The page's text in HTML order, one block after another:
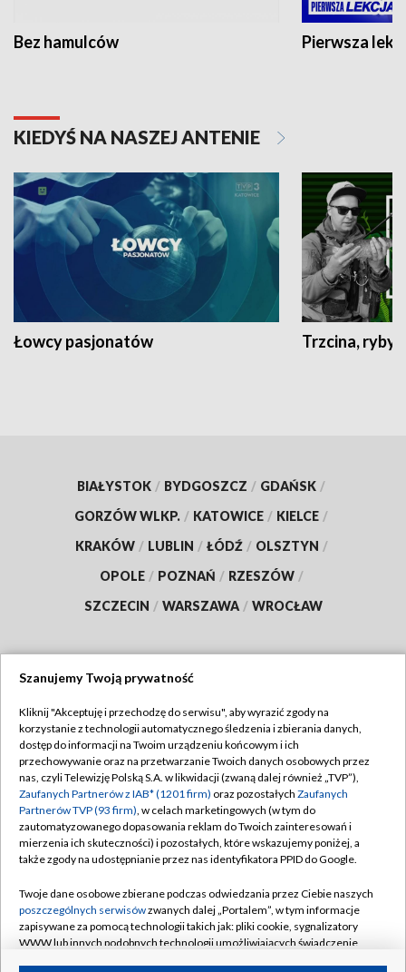
Bez hamulców Pierwsza
KIEDYŚ NA NASZEJ ANTENIE
Łowcy pasjonatów Trzcina, ryby
BIAŁYSTOK / BYDGOSZCZ / GDAŃSK /
GORZÓW WLKP. / KATOWICE / KIELCE /
KRAKÓW / LUBLIN / ŁÓDŹ / OLSZTYN /
OPOLE / POZNAŃ / RZESZÓW /
SZCZECIN / WARSZAWA / WROCŁAW
TVP
Abonament TVP
Emisja w TVP
Centrum informacji TVP
Naziemna Telewizja Cyfrowa
Rada Programowa
System NOS
Informacje o nadawcy
Regulamin TVP
Polityka prywatności
Moje zgody
Pomoc
Kontakt
Szanujemy Twoją prywatność
Kliknij "Akceptuję i przechodzę do serwisu", aby wyrazić zgody na
korzystanie z technologii automatycznego śledzenia i zbierania danych,
dostęp do informacji na Twoim urządzeniu końcowym i ich
przechowywanie oraz na przetwarzanie Twoich danych osobowych przez
nas, czyli Telewizję Polską S.A. w likwidacji (zwaną dalej również „TVP”),
Zaufanych Partnerów z IAB* (1201 firm) oraz pozostałych Zaufanych
Partnerów TVP (93 firm), w celach marketingowych (w tym do
zautomatyzowanego dopasowania reklam do Twoich zainteresowań i
mierzenia ich skuteczności) i pozostałych, które wskazujemy poniżej, a
także zgody na udostępnianie przez nas identyfikatora PPID do Google.
Twoje dane osobowe zbierane podczas odwiedzania przez Ciebie naszych
poszczególnych serwisówzwanych dalej „Portalem”, w tym informacje
zapisywane za pomocą technologii takich jak: pliki cookie, sygnalizatory
WWW lub innych podobnych technologii umożliwiających świadczenie